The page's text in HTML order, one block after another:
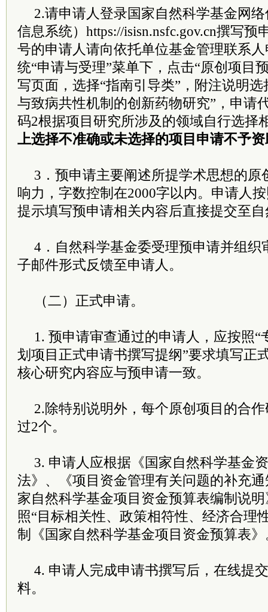
2.请申请人登录国家自然科学基金网
信息系统）https://isisn.nsfc.gov.cn撰写预
号的申请人请向依托单位基金管理联系
统“申请与受理”菜单下，点击“原创项目
写页面，选择“指南引导类”，附注说明
与致病共性机制的创新药物研究”，申请
码2根据项目研究所涉及的领域自行选择
上选择不准确或未选择的项目申请不予
3．预申请主要阐述所提学术思想的原
响力，字数控制在2000字以内。申请人
提示填写预申请相关内容后直接提交至
4．自然科学基金委受理预申请并组织
子邮件形式反馈至申请人。
（二）正式申请。
1. 预申请审查通过的申请人，应按照
划项目正式申请书撰写提纲”要求填写正
核心研究内容应与预申请一致。
2.除特别说明外，每个原创项目的合
过2个。
3. 申请人应根据《国家自然科学基金
法》、《项目资金管理有关问题的补充
家自然科学基金项目资金预算表编制说
照“目标相关性、政策相符性、经济合理
制《国家自然科学基金项目资金预算表》
4. 申请人完成申请书撰写后，在线提
料。